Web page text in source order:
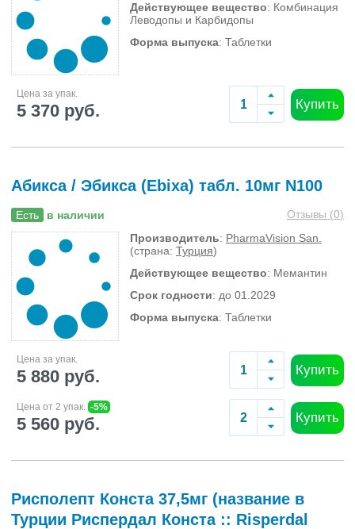
Действующее вещество: Комбинация
Леводопы и Карбидопы
Форма выпуска: Таблетки
Цена за упак.
5 370 руб. Купить
Абикса / Эбикса (Ebixa) табл. 10мг N100
Есть в наличии Отзывы (0)
Производитель: PharmaVision San.
(страна: Турция)
Действующее вещество: Мемантин
Срок годности: до 01.2029
Форма выпуска: Таблетки
Цена за упак.
5 880 руб. Купить
Цена от 2 упак. -5%
5 560 руб. Купить
Рисполепт Конста 37,5мг (название в
Турции Риспердал Конста :: Risperdal